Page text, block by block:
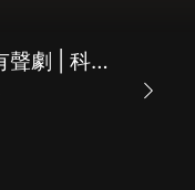
神級礦工帽 | 多人有聲劇 | 科幻遊戲